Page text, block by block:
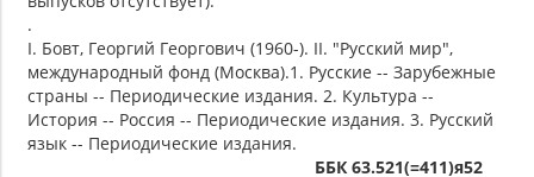
.
I. Бовт, Георгий Георгович (1960-). II. "Русский мир",
международный фонд (Москва).1. Русские -- Зарубежные
страны -- Периодические издания. 2. Культура --
История -- Россия -- Периодические издания. 3. Русский
язык -- Периодические издания.
ББК 63.521(=411)я52